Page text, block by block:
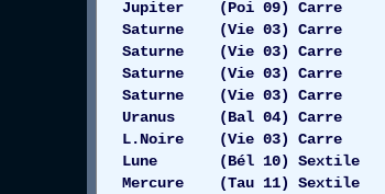
Jupiter (Poi 09) Carre
Saturne (Vie 03) Carre
Saturne (Vie 03)
Saturne (Vie 03)
Saturne (Vie 03) Carre
Uranus (Bal 04)
L.Noire (Vie 03) Carre
Lune (Bél 10) Sextile
Mercure (Tau 11)